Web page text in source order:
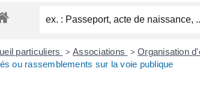
particuliers > Associations > Organisation
ou rassemblements sur la voie publique